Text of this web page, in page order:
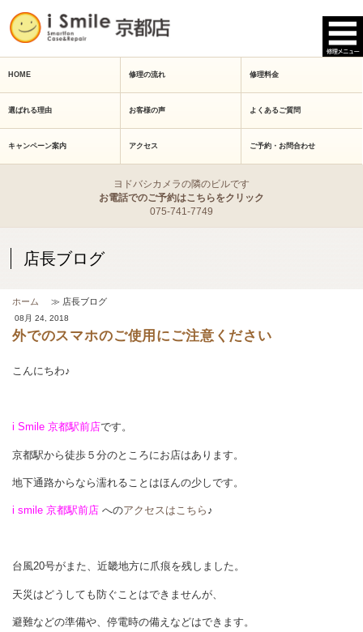
HOME 修理の流れ 修理料金
選ばれる理由 お客様の声 よくあるご質問
キャンペーン案内 アクセス ご予約・お問合わせ
ヨドバシカメラの隣のビルです
お電話でのご予約はこちらをクリック
075-741-7749
店長ブログ
ホーム ≫ 店長ブログ
08月 24, 2018
外でのスマホのご使用にご注意ください
こんにちわ♪
i Smile 京都駅前店です。
京都駅から徒歩５分のところにお店はあります。
地下通路からなら濡れることはほんの少しです。
i smile 京都駅前店 へのアクセスはこちら ♪
台風20号がまた、近畿地方に爪痕を残しました。
天災はどうしても防ぐことはできませんが、
避難などの準備や、停電時の備えなどはできます。